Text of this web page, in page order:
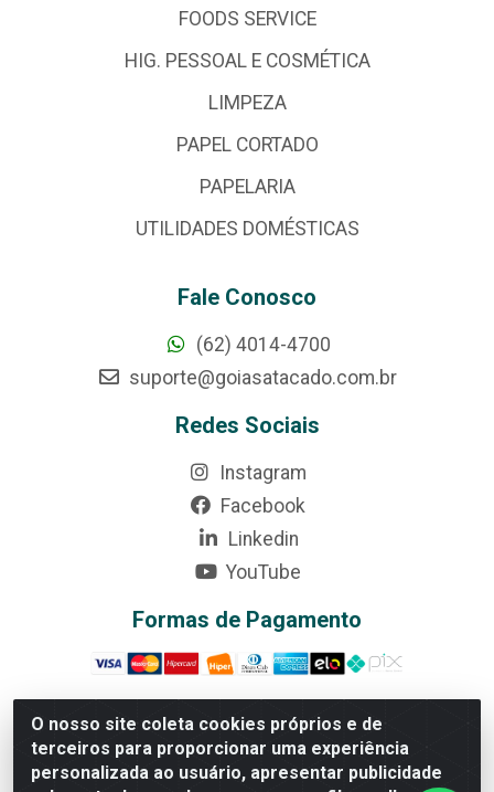
O nosso site coleta cookies próprios e de
terceiros para proporcionar uma experiência
personalizada ao usuário, apresentar publicidade
FOODS SERVICE
HIG. PESSOAL E COSMÉTICA
LIMPEZA
PAPEL CORTADO
PAPELARIA
UTILIDADES DOMÉSTICAS
Fale Conosco
(62) 4014-4700
suporte@goiasatacado.com.br
Redes Sociais
Instagram
Facebook
Linkedin
YouTube
Formas de Pagamento
Rede Brasil - Avenida Universitária, nº 3860, Jardim das
Américas II Etapa - Anápolis/GO - CEP 75070-415 -